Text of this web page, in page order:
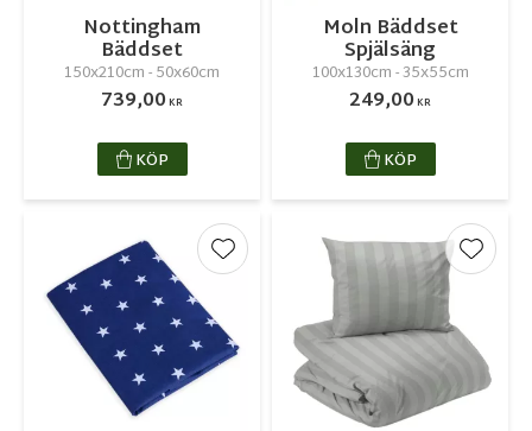
Nottingham
Bäddset
150x210cm - 50x60cm
739,00KR
KÖP
Moln Bäddset
Spjälsäng
100x130cm - 35x55cm
249,00KR
KÖP
Lägg till i favoriter Lägg